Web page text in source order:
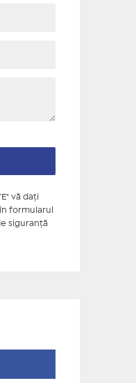
vă daţi
formularul
siguranţă